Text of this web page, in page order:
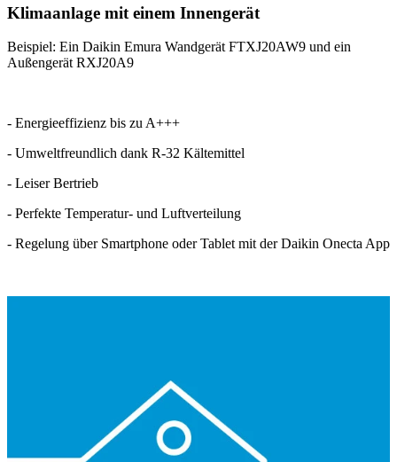
Klimaanlage mit einem Innengerät
Beispiel: Ein Daikin Emura Wandgerät FTXJ20AW9 und ein
Außengerät RXJ20A9
- Energieeffizienz bis zu A+++
- Umweltfreundlich dank R-32 Kältemittel
- Leiser Bertrieb
- Perfekte Temperatur- und Luftverteilung
- Regelung über Smartphone oder Tablet mit der Daikin Onecta App